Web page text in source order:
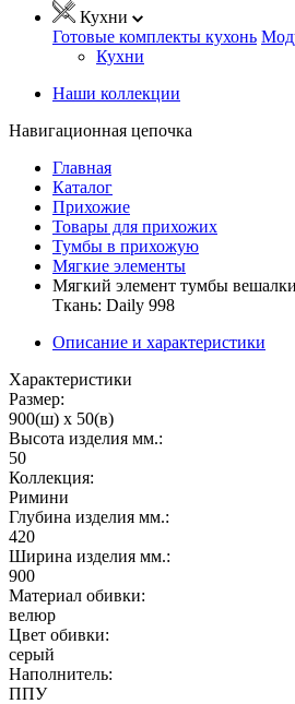
Кухни
Готовые комплекты кухонь
Кухни
Наши коллекции
Навигационная цепочка
Главная
Каталог
Прихожие
Товары для прихожих
Тумбы в прихожую
Мягкие элементы
Мягкий элемент тумбы
Ткань: Daily 998
Описание и характеристики
Характеристики
Размер:
900(ш) x 50(в)
Высота изделия мм.:
50
Коллекция:
Римини
Глубина изделия мм.:
420
Ширина изделия мм.:
900
Материал обивки:
велюр
Цвет обивки:
серый
Наполнитель:
ППУ